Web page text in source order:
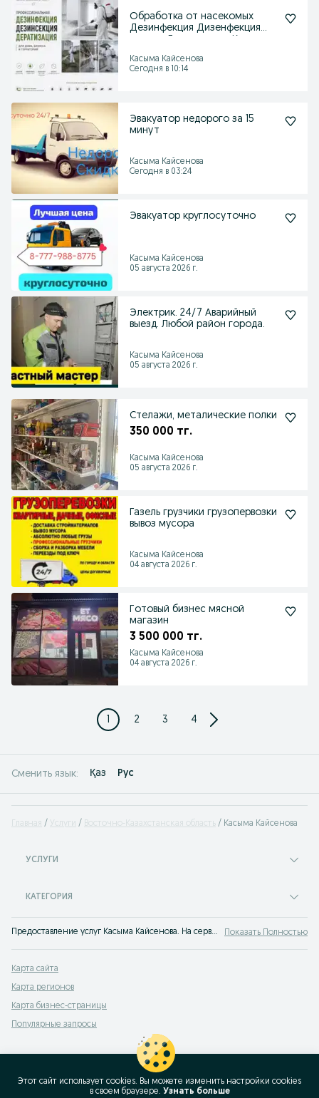
Обработка от насекомых
Дезинфекция Дизенфекция
Касыма Кайсенова
Сегодня в 10:14
Эвакуатор недорого за 15
минут
Касыма Кайсенова
Сегодня в 03:24
Эвакуатор круглосуточно
Касыма Кайсенова
05 августа 2026 г.
Электрик. 24/7 Аварийный
выезд. Любой район города.
Касыма Кайсенова
05 августа 2026 г.
Стелажи, металические полки
350 000 тг.
Касыма Кайсенова
05 августа 2026 г.
Газель грузчики грузопервозки
вывоз мусора
Касыма Кайсенова
04 августа 2026 г.
Готовый бизнес мясной
магазин
3 500 000 тг.
Касыма Кайсенова
04 августа 2026 г.
1 2 3 4
Сменить язык: Қаз Рус
Главная Услуги Восточно-Казахстанская область Касыма Кайсенова
УСЛУГИ
КАТЕГОРИЯ
Предоставление услуг Касыма Кайсенова. На сервисе объявлений OLX Касыма Кайсенова легко и быстро можно найти или оказать услугу. Найдите лучшие предложения услуг на OLX! Показать Полностью
Карта сайта
Карта регионов
Карта бизнес-страницы
Популярные запросы
Этот сайт использует cookies. Вы можете изменить настройки cookies
в своeм браузере. Узнать больше